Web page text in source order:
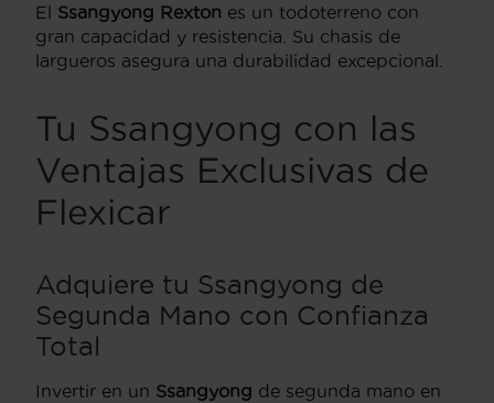
El Ssangyong Rexton es un todoterreno con
gran capacidad y resistencia. Su chasis de
largueros asegura una durabilidad excepcional.
Tu Ssangyong con las
Ventajas Exclusivas de
Flexicar
Adquiere tu Ssangyong de
Segunda Mano con Confianza
Total
Invertir en un Ssangyong de segunda mano en